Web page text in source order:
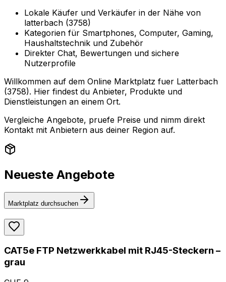
Lokale Käufer und Verkäufer in der Nähe von
latterbach (3758)
Kategorien für Smartphones, Computer, Gaming,
Haushaltstechnik und Zubehör
Direkter Chat, Bewertungen und sichere
Nutzerprofile
Willkommen auf dem Online Marktplatz fuer Latterbach
(3758). Hier findest du Anbieter, Produkte und
Dienstleistungen an einem Ort.
Vergleiche Angebote, pruefe Preise und nimm direkt
Kontakt mit Anbietern aus deiner Region auf.
Neueste Angebote
Marktplatz durchsuchen
CAT5e FTP Netzwerkkabel mit RJ45-Steckern –
grau